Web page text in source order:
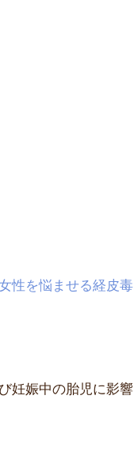
を悩ませる経皮毒
妊娠中の胎児に影響